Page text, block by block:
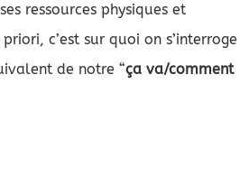
ressources physiques et
c’est sur quoi on s’interroge
de notre “ça va/comment